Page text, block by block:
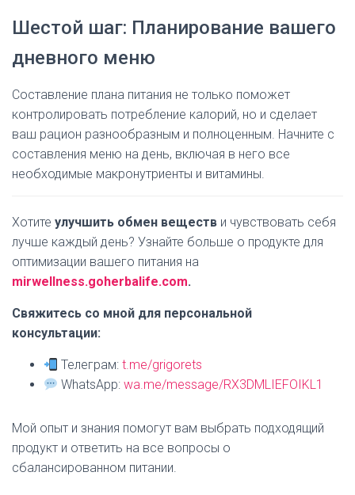
Шестой шаг: Планирование вашего
дневного меню
Составление плана питания не только поможет
контролировать потребление калорий, но и сделает
ваш рацион разнообразным и полноценным. Начните с
составления меню на день, включая в него все
необходимые макронутриенты и витамины.
Хотите улучшить обмен веществ и чувствовать себя
лучше каждый день? Узнайте больше о продукте для
оптимизации вашего питания на
mirwellness.goherbalife.com.
Свяжитесь со мной для персональной
консультации:
Телеграм:t.me/grigorets
WhatsApp:wa.me/message/RX3DMLIEFOIKL1
Мой опыт и знания помогут вам выбрать подходящий
продукт и ответить на все вопросы о
сбалансированном питании.